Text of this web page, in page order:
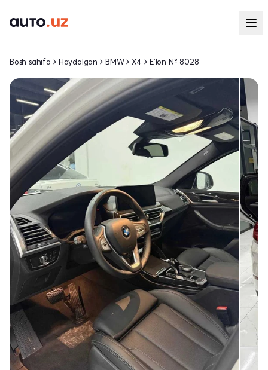
Bosh sahifa Haydalgan BMW X4 E'lon № 8028